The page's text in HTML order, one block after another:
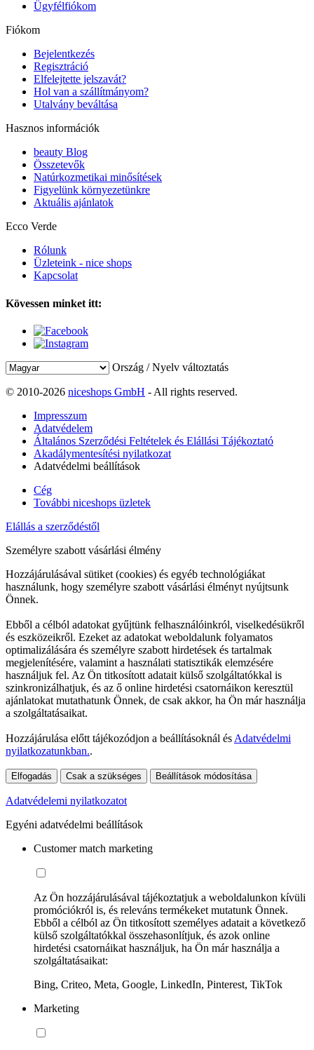
Ügyfélfiókom
Fiókom
Bejelentkezés
Regisztráció
Elfelejtette jelszavát?
Hol van a szállítmányom?
Utalvány beváltása
Hasznos információk
beauty Blog
Összetevők
Natúrkozmetikai minősítések
Figyelünk környezetünkre
Aktuális ajánlatok
Ecco Verde
Rólunk
Üzleteink - nice shops
Kapcsolat
Kövessen minket itt:
Ország / Nyelv változtatás
© 2010-2026 niceshops GmbH - All rights reserved.
Impresszum
Adatvédelem
Általános Szerződési Feltételek és Elállási Tájékoztató
Akadálymentesítési nyilatkozat
Adatvédelmi beállítások
Cég
További niceshops üzletek
Elállás a szerződéstől
Személyre szabott vásárlási élmény
Hozzájárulásával sütiket (cookies) és egyéb technológiákat
használunk, hogy személyre szabott vásárlási élményt nyújtsunk
Önnek.
Ebből a célból adatokat gyűjtünk felhasználóinkról, viselkedésükről
és eszközeikről. Ezeket az adatokat weboldalunk folyamatos
optimalizálására és személyre szabott hirdetések és tartalmak
megjelenítésére, valamint a használati statisztikák elemzésére
használjuk fel. Az Ön titkosított adatait külső szolgáltatókkal is
szinkronizálhatjuk, és az ő online hirdetési csatornáikon keresztül
ajánlatokat mutathatunk Önnek, de csak akkor, ha Ön már használja
a szolgáltatásaikat.
Hozzájárulása előtt tájékozódjon a beállításoknál és Adatvédelmi
nyilatkozatunkban..
Elfogadás Csak a szükséges Beállítások módosítása
Adatvédelemi nyilatkozatot
Egyéni adatvédelmi beállítások
Customer match marketing
Az Ön hozzájárulásával tájékoztatjuk a weboldalunkon kívüli
promóciókról is, és releváns termékeket mutatunk Önnek.
Ebből a célból az Ön titkosított személyes adatait a következő
külső szolgáltatókkal összehasonlítjuk, és azok online
hirdetési csatornáikat használjuk, ha Ön már használja a
szolgáltatásaikat:
Bing, Criteo, Meta, Google, LinkedIn, Pinterest, TikTok
Marketing